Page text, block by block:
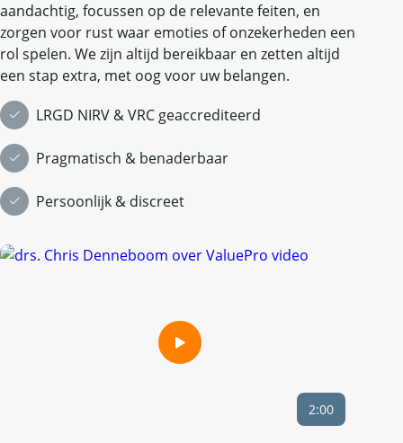
aandachtig, focussen op de relevante feiten, en
zorgen voor rust waar emoties of onzekerheden een
rol spelen. We zijn altijd bereikbaar en zetten altijd
een stap extra, met oog voor uw belangen.
LRGD NIRV & VRC geaccrediteerd
Pragmatisch & benaderbaar
Persoonlijk & discreet
2:00